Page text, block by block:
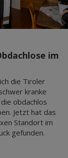
im
die Tiroler
kranke
obdachlos
Jetzt hat das
Standort im
gefunden.